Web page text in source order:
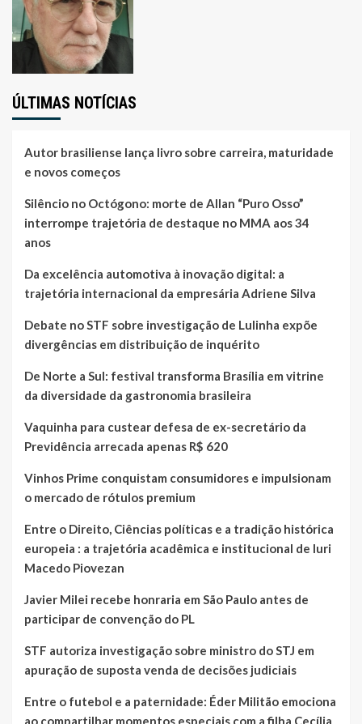
ÚLTIMAS NOTÍCIAS
Autor brasiliense lança livro sobre carreira, maturidade
e novos começos
Silêncio no Octógono: morte de Allan “Puro Osso”
interrompe trajetória de destaque no MMA aos 34
anos
Da excelência automotiva à inovação digital: a
trajetória internacional da empresária Adriene Silva
Debate no STF sobre investigação de Lulinha expõe
divergências em distribuição de inquérito
De Norte a Sul: festival transforma Brasília em vitrine
da diversidade da gastronomia brasileira
Vaquinha para custear defesa de ex-secretário da
Previdência arrecada apenas R$ 620
Vinhos Prime conquistam consumidores e impulsionam
o mercado de rótulos premium
Entre o Direito, Ciências políticas e a tradição histórica
europeia : a trajetória acadêmica e institucional de Iuri
Macedo Piovezan
Javier Milei recebe honraria em São Paulo antes de
participar de convenção do PL
STF autoriza investigação sobre ministro do STJ em
apuração de suposta venda de decisões judiciais
Entre o futebol e a paternidade: Éder Militão emociona
ao compartilhar momentos especiais com a filha Cecília